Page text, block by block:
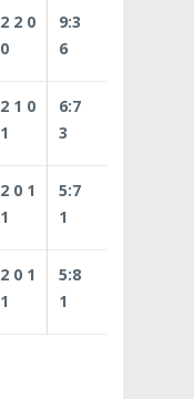
2 2 0
0
9:3
6
2 1 0
1
6:7
3
2 0 1
1
5:7
1
2 0 1
1
5:8
1